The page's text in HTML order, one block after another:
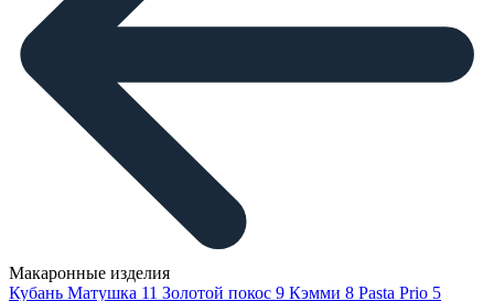
Макаронные изделия
Кубань Матушка 11 Золотой покос 9 Кэмми 8 Pasta Prio 5